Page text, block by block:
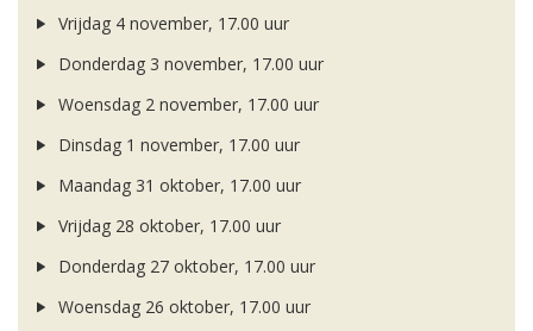
Vrijdag 4 november, 17.00 uur
Donderdag 3 november, 17.00 uur
Woensdag 2 november, 17.00 uur
Dinsdag 1 november, 17.00 uur
Maandag 31 oktober, 17.00 uur
Vrijdag 28 oktober, 17.00 uur
Donderdag 27 oktober, 17.00 uur
Woensdag 26 oktober, 17.00 uur